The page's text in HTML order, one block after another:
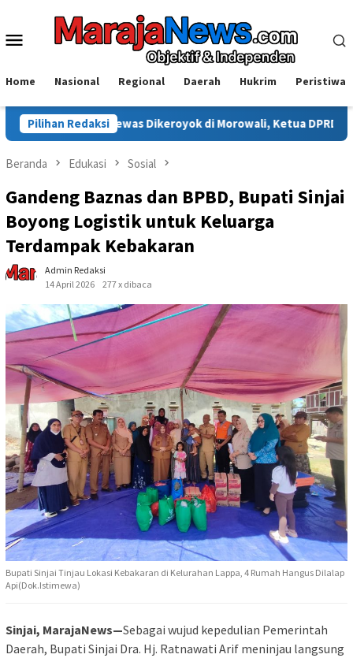
konten
Menu
Home Nasional Regional Daerah Hukrim Peristiwa
Pilihan Redaksi
Dikeroyok di Morowali, Ketua DPRD Minta Kasus Diusut
Beranda Edukasi Sosial
Gandeng Baznas dan BPBD, Bupati Sinjai
Boyong Logistik untuk Keluarga
Terdampak Kebakaran
Admin Redaksi
14 April 2026
277 x dibaca
Bupati Sinjai Tinjau Lokasi Kebakaran di Kelurahan Lappa, 4 Rumah Hangus Dilalap
Api(Dok.Istimewa)
Sinjai, MarajaNews—Sebagai wujud kepedulian Pemerintah
Daerah, Bupati Sinjai Dra. Hj. Ratnawati Arif meninjau langsung